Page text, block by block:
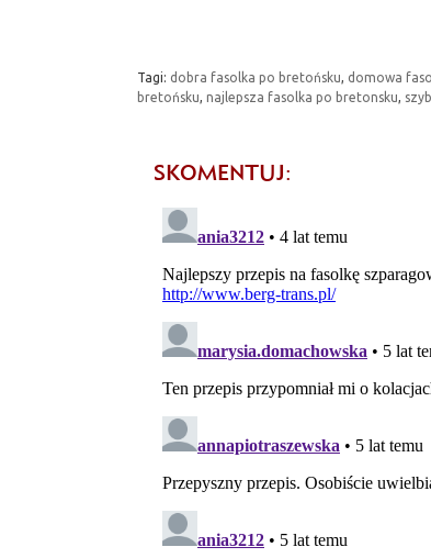
Tagi: dobra fasolka po bretońsku, domowa
bretońsku,najlepsza fasolka po bretonsku,
SKOMENTUJ: